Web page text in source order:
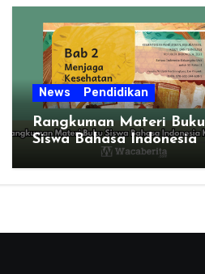
News Pendidikan
Rangkuman Materi Buku
Siswa Bahasa Indonesia
Kelas 2 Bab 2